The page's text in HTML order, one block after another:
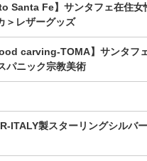
Santa Fe】サンタフェ在住女
＞レザーグッズ
carving-TOMA】サンタフ
パニック宗教美術
ITALY製スターリングシルバ